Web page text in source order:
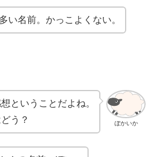
い名前。かっこよくない。
ぼかいか
ということだよね。
う？